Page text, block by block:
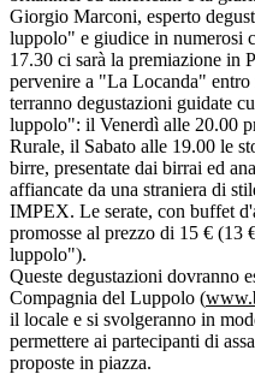
Giorgio Marconi, esperto
luppolo" e giudice in numerosi
17.30 ci sarà la premiazione in
pervenire a "La Locanda"
terranno degustazioni guidate
luppolo": il Venerdì alle 20.00
Rurale, il Sabato alle 19.00 le
birre, presentate dai birrai ed
affiancate da una straniera di
IMPEX. Le serate, con buffet
promosse al prezzo di 15 € (13
luppolo").
Queste degustazioni dovranno
Compagnia del Luppolo (
il locale e si svolgeranno in
permettere ai partecipanti di
proposte in piazza.